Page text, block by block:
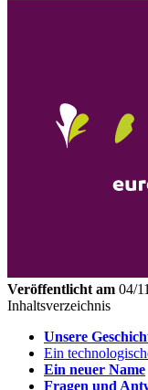
Veröffentlicht am 04/
Inhaltsverzeichnis
Unsere
Ein
Ein neuer Name
Fragen und